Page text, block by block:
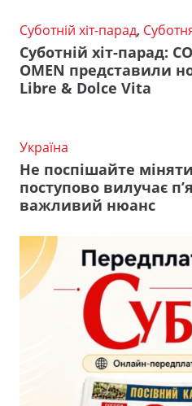
Суботній хіт-парад,
Суботній хіт-парад:
OMEN представили
Libre & Dolce Vita
Україна
Не поспішайте
поступово вилучає
важливий нюанс